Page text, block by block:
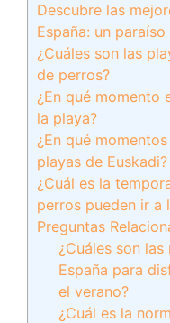
Descubre las
España: un
¿Cuáles son las
de perros?
¿En qué momento
la playa?
¿En qué
playas de Euskadi?
¿Cuál es la
perros pueden ir a
Preguntas
¿Cuáles son
España para
el verano?
¿Cuál es la